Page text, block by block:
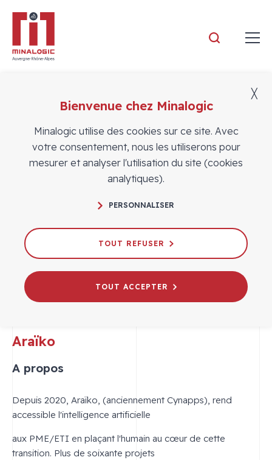
Adhérents
Araïko
A propos
Depuis 2020, Araïko, (anciennement Cynapps), rend
accessible l'intelligence artificielle
aux PME/ETI en plaçant l'humain au cœur de cette
transition. Plus de soixante projets
Bienvenue chez Minalogic
Minalogic utilise des cookies sur ce site. Avec
votre consentement, nous les utiliserons pour
mesurer et analyser l'utilisation du site (cookies
analytiques).
PERSONNALISER
TOUT REFUSER
TOUT ACCEPTER
╳